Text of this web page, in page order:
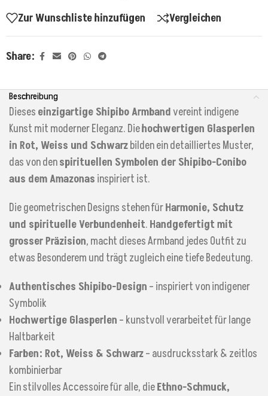
Zur Wunschliste hinzufügen
Vergleichen
Share:
Beschreibung
Dieses einzigartige Shipibo Armbandvereint indigene
Kunst mit moderner Eleganz. Diehochwertigen Glasperlen
in Rot, Weiss und Schwarzbilden ein detailliertes Muster,
das von denspirituellen Symbolen der Shipibo-Conibo
aus dem Amazonas inspiriert ist.
Die geometrischen Designs stehen fürHarmonie, Schutz
und spirituelle Verbundenheit. Handgefertigt mit
grosser Präzision, macht dieses Armband jedes Outfit zu
etwas Besonderem und trägt zugleich eine tiefe Bedeutung.
Authentisches Shipibo-Design – inspiriert von indigener
Symbolik
Hochwertige Glasperlen – kunstvoll verarbeitet für lange
Haltbarkeit
Farben: Rot, Weiss & Schwarz– ausdrucksstark & zeitlos
kombinierbar
Ein stilvolles Accessoire für alle, dieEthno-Schmuck,